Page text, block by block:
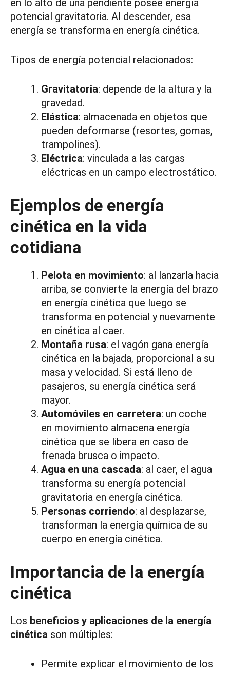
en lo alto de una pendiente posee energía
potencial gravitatoria. Al descender, esa
energía se transforma en energía cinética.
Tipos de energía potencial relacionados:
Gravitatoria: depende de la altura y la
gravedad.
Elástica: almacenada en objetos que
pueden deformarse (resortes, gomas,
trampolines).
Eléctrica: vinculada a las cargas
eléctricas en un campo electrostático.
Ejemplos de energía
cinética en la vida
cotidiana
Pelota en movimiento: al lanzarla hacia
arriba, se convierte la energía del brazo
en energía cinética que luego se
transforma en potencial y nuevamente
en cinética al caer.
Montaña rusa: el vagón gana energía
cinética en la bajada, proporcional a su
masa y velocidad. Si está lleno de
pasajeros, su energía cinética será
mayor.
Automóviles en carretera: un coche
en movimiento almacena energía
cinética que se libera en caso de
frenada brusca o impacto.
Agua en una cascada: al caer, el agua
transforma su energía potencial
gravitatoria en energía cinética.
Personas corriendo: al desplazarse,
transforman la energía química de su
cuerpo en energía cinética.
Importancia de la energía
cinética
Los beneficios y aplicaciones de la energía
cinética son múltiples:
Permite explicar el movimiento de los